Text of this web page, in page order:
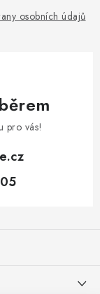
osobních údajů
pro vás!